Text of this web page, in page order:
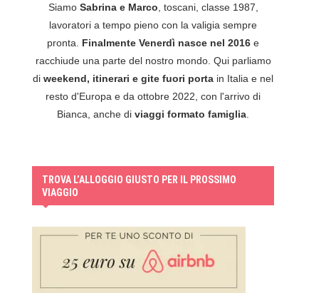
Siamo Sabrina e Marco , toscani, classe 1987,
lavoratori a tempo pieno con la valigia sempre
pronta. Finalmente Venerdì nasce nel 2016 e
racchiude una parte del nostro mondo. Qui parliamo
di weekend, itinerari e gite fuori porta in Italia e nel
resto d'Europa e da ottobre 2022, con l'arrivo di
Bianca, anche di viaggi formato famiglia
TROVA L’ALLOGGIO GIUSTO PER IL PROSSIMO
VIAGGIO